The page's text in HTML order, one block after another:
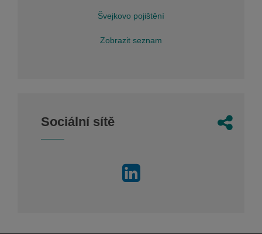
Švejkovo pojištění
Zobrazit seznam
Sociální sítě